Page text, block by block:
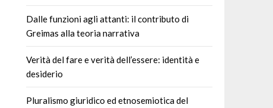
Dalle funzioni agli attanti: il contributo di
Greimas alla teoria narrativa
Verità del fare e verità dell’essere: identità e
desiderio
Pluralismo giuridico ed etnosemiotica del